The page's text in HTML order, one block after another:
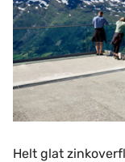
Helt glat